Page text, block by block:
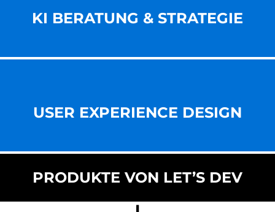
KI BERATUNG & STRATEGIE
USER EXPERIENCE DESIGN
PRODUKTE VON LET’S DEV